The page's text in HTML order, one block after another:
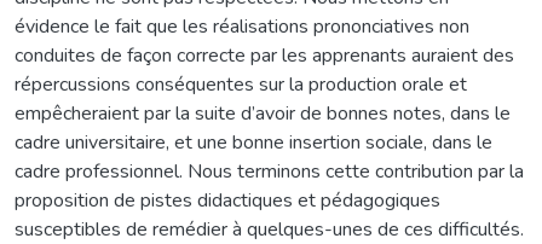
évidence le fait que les réalisations prononciatives non
conduites de façon correcte par les apprenants auraient des
répercussions conséquentes sur la production orale et
empêcheraient par la suite d’avoir de bonnes notes, dans le
cadre universitaire, et une bonne insertion sociale, dans le
cadre professionnel. Nous terminons cette contribution par la
proposition de pistes didactiques et pédagogiques
susceptibles de remédier à quelques-unes de ces difficultés.